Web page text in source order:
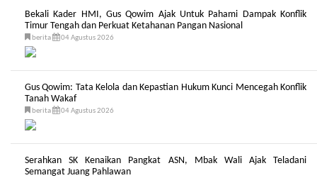
Bekali Kader HMI, Gus Qowim Ajak Untuk Pahami Dampak Konflik
Timur Tengah dan Perkuat Ketahanan Pangan Nasional
berita 04 Agustus 2026
Gus Qowim: Tata Kelola dan Kepastian Hukum Kunci Mencegah Konflik
Tanah Wakaf
berita 04 Agustus 2026
Serahkan SK Kenaikan Pangkat ASN, Mbak Wali Ajak Teladani
Semangat Juang Pahlawan